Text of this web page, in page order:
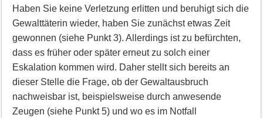
Haben Sie keine Verletzung erlitten und beruhigt sich die
Gewalttäterin wieder, haben Sie zunächst etwas Zeit
gewonnen (siehe Punkt 3). Allerdings ist zu befürchten,
dass es früher oder später erneut zu solch einer
Eskalation kommen wird. Daher stellt sich bereits an
dieser Stelle die Frage, ob der Gewaltausbruch
nachweisbar ist, beispielsweise durch anwesende
Zeugen (siehe Punkt 5) und wo es im Notfall